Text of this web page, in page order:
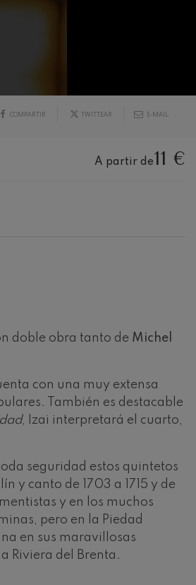
COMPARTIR TWITTEAR E-MAIL
A partir de11 €
doble obra tanto de Michel
con una muy extensa
También es destacable
, Izai interpretará el cuarto,
seguridad estos quintetos
y canto de 1703 a 1715 y de
y en los muchos
pero en la Piedad
en sus maravillosas
Riviera del Brenta.